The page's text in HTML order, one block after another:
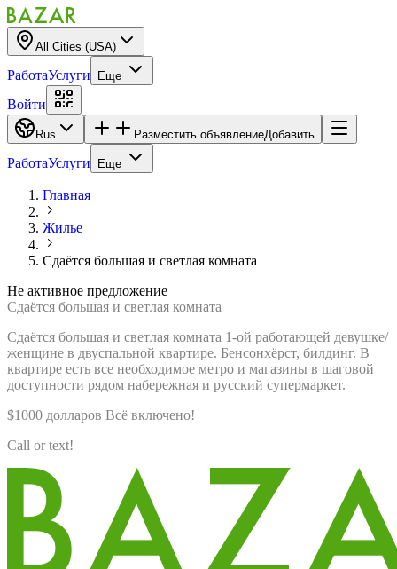
All Cities (USA)
РаботаУслуги Еще
Войти
Rus Разместить объявлениеДобавить
РаботаУслуги Еще
Главная
Жилье
Сдаётся большая и светлая комната
Не активное предложение
Сдаётся большая и светлая комната
Сдаётся большая и светлая комната 1-ой работающей девушке/
женщине в двуспальной квартире. Бенсонхёрст, билдинг. В
квартире есть все необходимое метро и магазины в шаговой
доступности рядом набережная и русский супермаркет.
$1000 долларов Всё включено!
Call or text!